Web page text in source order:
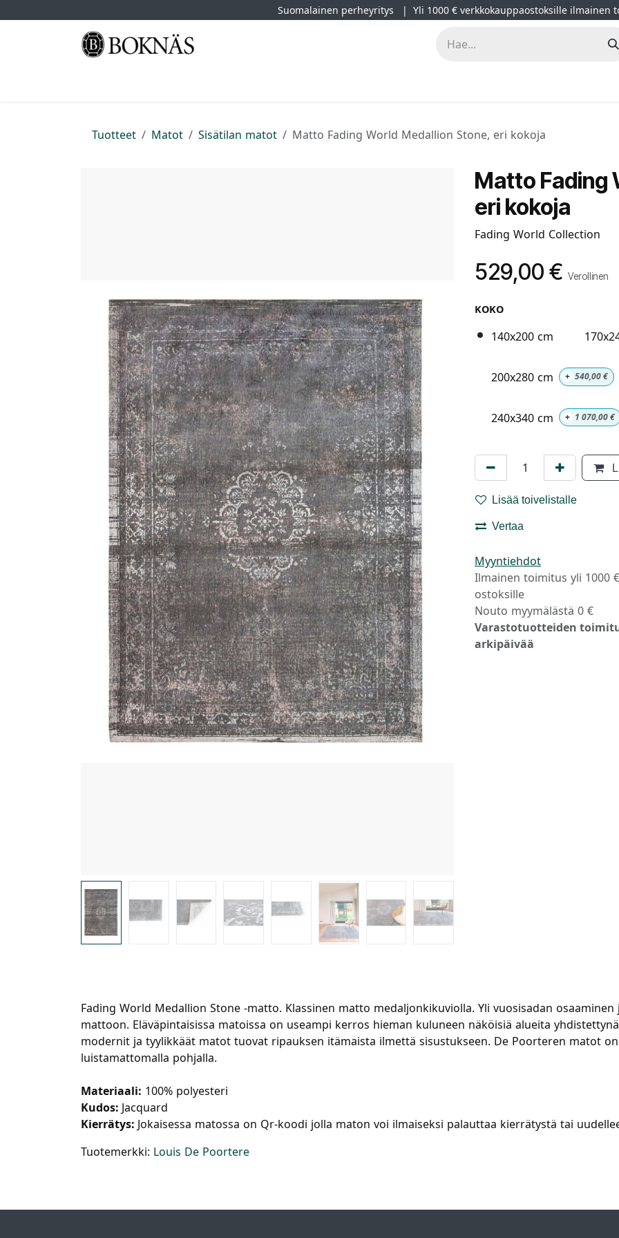
Suomalainen perheyritys | Yli 1000 € verkkokauppaostoksille ilmainen
Tuotteet Matot Sisätilan matot Matto Fading World Medallion Stone, eri kokoja
Matto Fading
eri kokoja
Fading World Collection
529,00 € Verollinen
KOKO
140x200 cm
200x280 cm + 540,00 €
240x340 cm + 1 070,00 €
Lisää toivelistalle
Vertaa
Myyntiehdot
Ilmainen toimitus yli 1000 €
ostoksille
Nouto myymälästä 0 €
Varastotuotteiden
arkipäivää
Fading World Medallion Stone -matto. Klassinen matto medaljonkikuviolla. Yli vuosisadan
mattoon. Eläväpintaisissa matoissa on useampi kerros hieman kuluneen näköisiä alueita
modernit ja tyylikkäät matot tuovat ripauksen itämaista ilmettä sisustukseen. De Poorteren matot
luistamattomalla pohjalla.
Materiaali: 100% polyesteri
Kudos: Jacquard
Kierrätys: Jokaisessa matossa on Qr-koodi jolla maton voi ilmaiseksi palauttaa kierrätystä tai
Tuotemerkki: Louis De Poortere